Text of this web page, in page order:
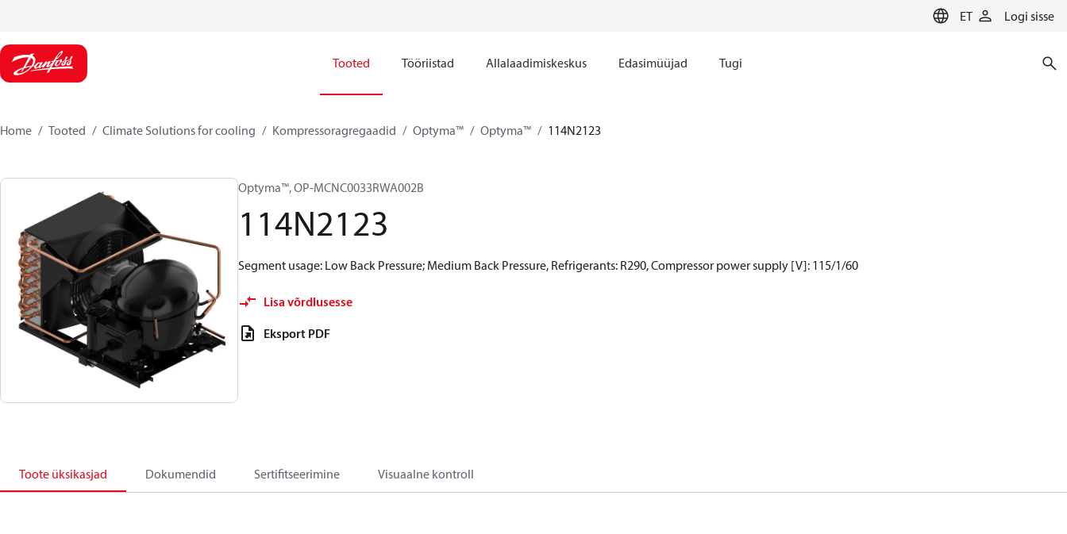
ET Logi sisse
Tooted Tööriistad Allalaadimiskeskus Edasimüüjad Tugi
Home Tooted Climate Solutions for cooling Kompressoragregaadid Optyma™ Optyma™ 114N2123
Optyma™, OP-MCNC0033RWA002B​
114N2123
Segment usage: Low Back Pressure; Medium Back Pressure, Refrigerants: R290, Compressor power supply [V]: 115/1/60
Lisa võrdlusesse
Eksport PDF
Toote üksikasjad Dokumendid Sertifitseerimine Visuaalne kontroll